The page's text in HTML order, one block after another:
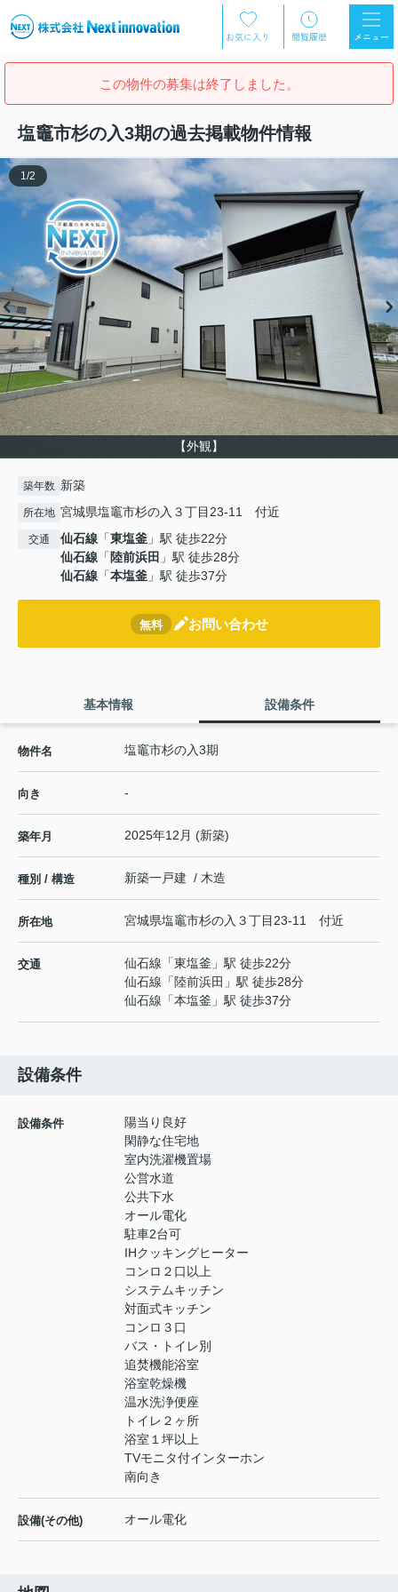
この物件の募集は終了しました。
塩竈市杉の入3期の過去掲載物件情報
【外観】
1 /2
築年数 新築
所在地 宮城県塩竈市杉の入３丁目23-11 付近
交通 仙石線 「東塩釜 」駅 徒歩22分
仙石線 「 陸前浜田 」駅 徒歩28分
仙石線 「本塩釜 」駅 徒歩37分
無料 お問い合わせ
基本情報 設備条件
物件名 塩竈市杉の入3期
向き -
築年月 2025年12月 (新築)
種別 / 構造 新築一戸建 / 木造
所在地 宮城県塩竈市杉の入 ３丁目23-11 付近
交通 仙石線 「東塩釜 」駅 徒歩22分
仙石線 「陸前浜田 」駅 徒歩28分
仙石線 「本塩釜 」駅 徒歩37分
設備条件
設備条件
陽当り良好
閑静な住宅地
室内洗濯機置場
公営水道
公共下水
オール電化
駐車2台可
IHクッキングヒーター
コンロ２口以上
システムキッチン
対面式キッチン
コンロ３口
バス・トイレ別
追焚機能浴室
浴室乾燥機
温水洗浄便座
トイレ２ヶ所
浴室１坪以上
TVモニタ付インターホン
南向き
設備(その他) オール電化